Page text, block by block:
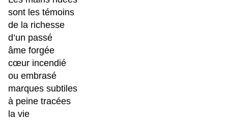
sont les témoins
de la richesse
d’un passé
âme forgée
cœur incendié
ou embrasé
marques subtiles
à peine tracées
la vie